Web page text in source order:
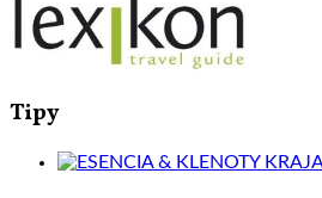
Tipy